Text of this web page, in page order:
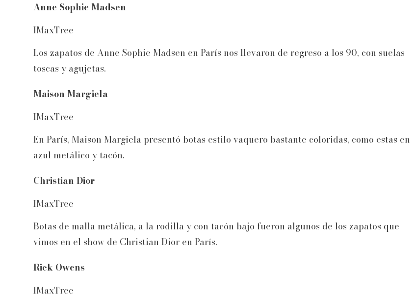
Anne Sophie Madsen
IMaxTree
Los zapatos de Anne Sophie Madsen en París nos llevaron de regreso a los 90, con suelas
toscas y agujetas.
Maison Margiela
IMaxTree
En París, Maison Margiela presentó botas estilo vaquero bastante coloridas, como estas en
azul metálico y tacón.
Christian Dior
IMaxTree
Botas de malla metálica, a la rodilla y con tacón bajo fueron algunos de los zapatos que
vimos en el show de Christian Dior en París.
Rick Owens
IMaxTree